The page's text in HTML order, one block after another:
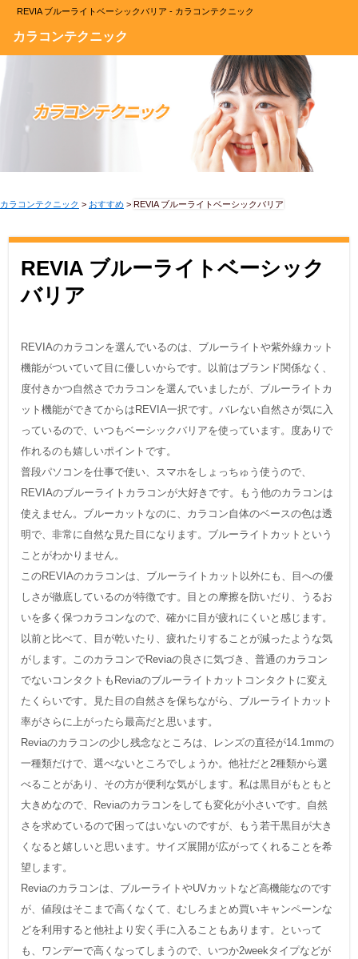
REVIA ブルーライトベーシックバリア - カラコンテクニック
カラコンテクニック
カラコンテクニック > おすすめ > REVIA ブルーライトベーシックバリア
REVIA ブルーライトベーシック
バリア
REVIAのカラコンを選んでいるのは、ブルーライトや紫外線カット
機能がついていて目に優しいからです。以前はブランド関係なく、
度付きかつ自然さでカラコンを選んでいましたが、ブルーライトカ
ット機能ができてからはREVIA一択です。バレない自然さが気に入
っているので、いつもベーシックバリアを使っています。度ありで
作れるのも嬉しいポイントです。
普段パソコンを仕事で使い、スマホをしょっちゅう使うので、
REVIAのブルーライトカラコンが大好きです。もう他のカラコンは
使えません。ブルーカットなのに、カラコン自体のベースの色は透
明で、非常に自然な見た目になります。ブルーライトカットという
ことがわかりません。
このREVIAのカラコンは、ブルーライトカット以外にも、目への優
しさが徹底しているのが特徴です。目との摩擦を防いだり、うるお
いを多く保つカラコンなので、確かに目が疲れにくいと感じます。
以前と比べて、目が乾いたり、疲れたりすることが減ったような気
がします。このカラコンでReviaの良さに気づき、普通のカラコン
でないコンタクトもReviaのブルーライトカットコンタクトに変え
たくらいです。見た目の自然さを保ちながら、ブルーライトカット
率がさらに上がったら最高だと思います。
Reviaのカラコンの少し残念なところは、レンズの直径が14.1mmの
一種類だけで、選べないところでしょうか。他社だと2種類から選
べることがあり、その方が便利な気がします。私は黒目がもともと
大きめなので、Reviaのカラコンをしても変化が小さいです。自然
さを求めているので困ってはいないのですが、もう若干黒目が大き
くなると嬉しいと思います。サイズ展開が広がってくれることを希
望します。
Reviaのカラコンは、ブルーライトやUVカットなど高機能なのです
が、値段はそこまで高くなくて、むしろまとめ買いキャンペーンな
どを利用すると他社より安く手に入ることもあります。といって
も、ワンデーで高くなってしまうので、いつか2weekタイプなどが